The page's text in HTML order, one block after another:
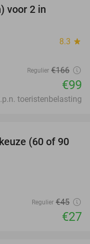
voor 2 in
8.3 star
Regulier €166
€99
toeristenbelasting
40%
(60 of 90
Regulier €45
€27